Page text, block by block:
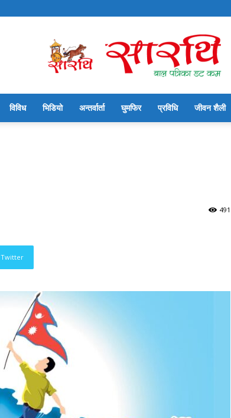
विविध भिडियो अन्तर्वार्ता घुमफिर प्रविधि जीवन शैली
491
Twitter